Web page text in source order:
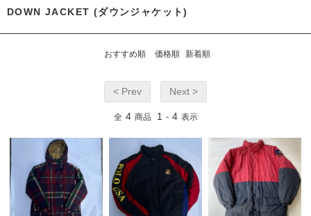
DOWN JACKET (ダウンジャケット)
おすすめ順 価格順 新着順
< Prev Next >
全 4 商品 1 - 4 表示